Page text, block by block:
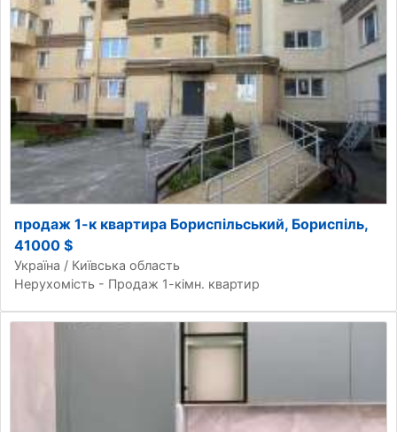
продаж 1-к квартира Бориспільський, Бориспіль,
41000 $
Україна / Київська область
Нерухомість - Продаж 1-кімн. квартир